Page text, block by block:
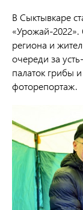
В Сыктывкаре
«Урожай-2022».
региона и
очереди за
палаток грибы
фоторепортаж.